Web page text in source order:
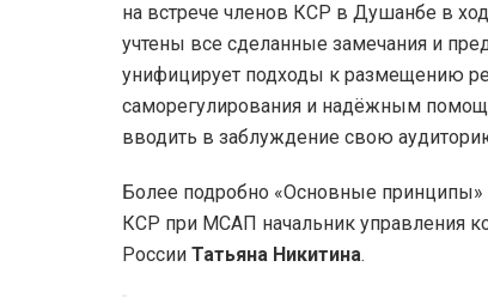
на встрече членов КСР в Душанбе в
учтены все сделанные замечания и
унифицирует подходы к размещению
саморегулирования и надёжным
вводить в заблуждение свою
Более подробно «Основные принципы»
КСР при МСАП начальник управления
России Татьяна Никитина.